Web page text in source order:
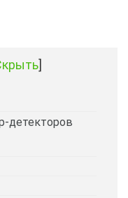
]
детекторов